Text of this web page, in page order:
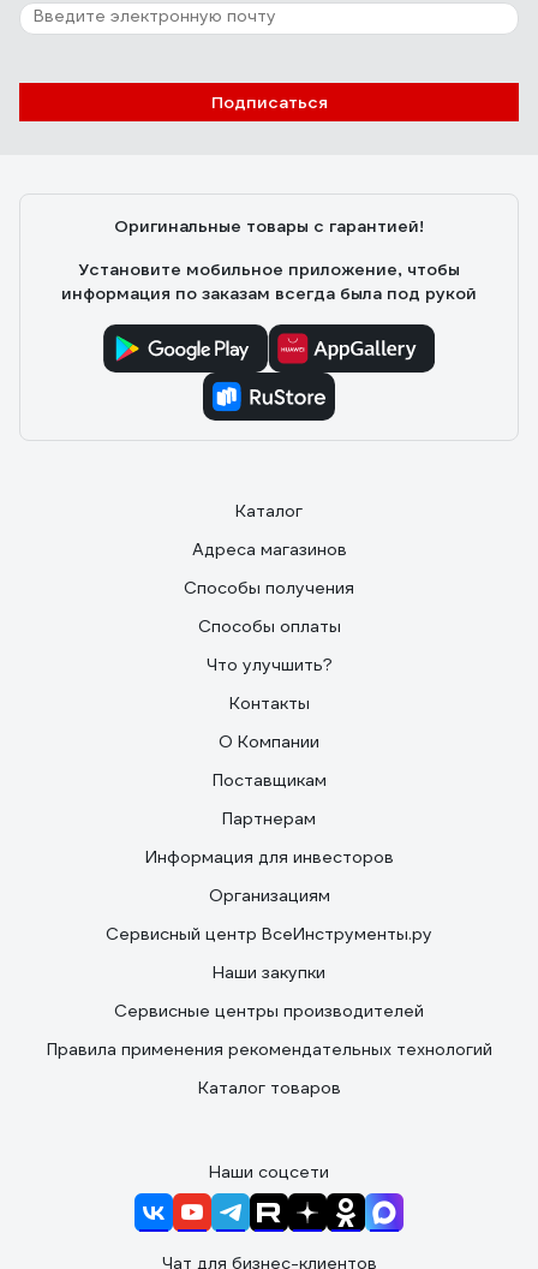
Подписаться
Оригинальные товары с гарантией!
Установите мобильное приложение, чтобы
информация по заказам всегда была под рукой
Каталог
Адреса магазинов
Способы получения
Способы оплаты
Что улучшить?
Контакты
О Компании
Поставщикам
Партнерам
Информация для инвесторов
Организациям
Сервисный центр ВсеИнструменты.ру
Наши закупки
Сервисные центры производителей
Правила применения рекомендательных технологий
Каталог товаров
Наши соцсети
Чат для бизнес-клиентов